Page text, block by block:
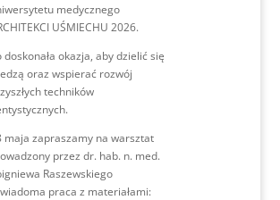
medycznego
UŚMIECHU 2026.
doskonała okazja, aby dzielić się
oraz wspierać rozwój
techników
maja zapraszamy na warsztat
przez dr. hab. n. med.
Raszewskiego
praca z materiałami: